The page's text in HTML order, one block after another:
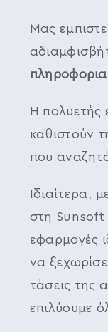
Μας
Η πολυετής
καθιστούν
που
Ιδιαίτερα,
στη Sunsoft
εφαρμογές
να
τάσεις της
επιλύουμε